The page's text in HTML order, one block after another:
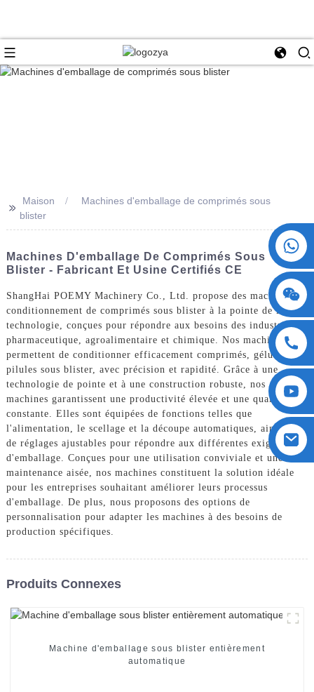
>>
Maison
Machines d'emballage de comprimés sous
blister
Machines D'emballage De Comprimés Sous
Blister - Fabricant Et Usine Certifiés CE
ShangHai POEMY Machinery Co., Ltd. propose des machines de
conditionnement de comprimés sous blister à la pointe de la
technologie, conçues pour répondre aux besoins des industries
pharmaceutique, agroalimentaire et chimique. Nos machines
permettent de conditionner efficacement comprimés, gélules et
pilules sous blister, avec précision et rapidité. Grâce à une
technologie de pointe et à une construction robuste, nos
machines garantissent une productivité élevée et une qualité
constante. Elles sont équipées de fonctions telles que
l'alimentation, le scellage et la découpe automatiques, ainsi que
de réglages ajustables pour répondre aux différentes exigences
d'emballage. Conçues pour une utilisation conviviale et une
maintenance aisée, nos machines constituent la solution idéale
pour les entreprises souhaitant améliorer leurs processus
d'emballage. De plus, nous proposons des options de
personnalisation pour adapter les machines à des besoins de
production spécifiques.
Produits Connexes
Machine d'emballage sous blister entièrement
automatique